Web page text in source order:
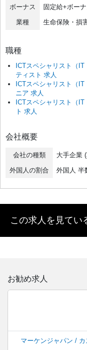
ボーナス
固定給+ボーナ
業種
生命保険・損
職種
ICTスペシャリスト（IT
ティスト 求人
ICTスペシャリスト（IT
ニア 求人
ICTスペシャリスト（IT
ト 求人
会社概要
会社の種類
大手企業
外国人の割合
外国人 半
この求人を見てい
お勧め求人
マーケンジャパン /